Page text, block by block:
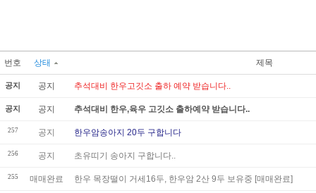
번호 상태 제목
공지 공지 추석대비 한우고깃소 출하 예약 받습니다..
공지 공지 추석대비 한우,육우 고깃소 출하예약 받습니다..
257 공지 한우암송아지 20두 구합니다
256 공지 초유띠기 송아지 구합니다..
255 매매완료 한우 목장떨이 거세16두, 한우암 2산 9두 보유중 [매매완료]